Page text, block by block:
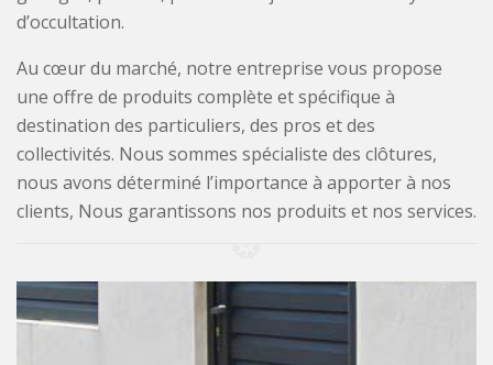
d’occultation.
Au cœur du marché, notre entreprise vous propose
une offre de produits complète et spécifique à
destination des particuliers, des pros et des
collectivités. Nous sommes spécialiste des clôtures,
nous avons déterminé l’importance à apporter à nos
clients, Nous garantissons nos produits et nos services.